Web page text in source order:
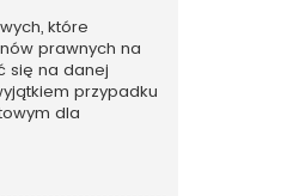
które
prawnych na
się na danej
przypadku
dla